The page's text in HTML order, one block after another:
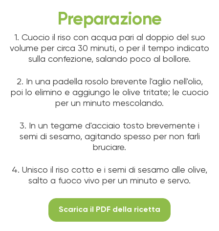
Preparazione
1. Cuocio il riso con acqua pari al doppio del suo
volume per circa 30 minuti, o per il tempo indicato
sulla confezione, salando poco al bollore.
2. In una padella rosolo brevente l'aglio nell'olio,
poi lo elimino e aggiungo le olive tritate; le cuocio
per un minuto mescolando.
3. In un tegame d'acciaio tosto brevemente i
semi di sesamo, agitando spesso per non farli
bruciare.
4. Unisco il riso cotto e i semi di sesamo alle olive,
salto a fuoco vivo per un minuto e servo.
Scarica il PDF della ricetta